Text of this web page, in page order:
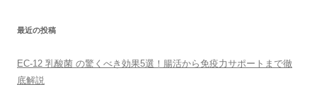
シ
ョ
最近の投稿
EC-12 乳酸菌 の驚くべき効果5選！腸活から免疫力サポートまで徹
底解説